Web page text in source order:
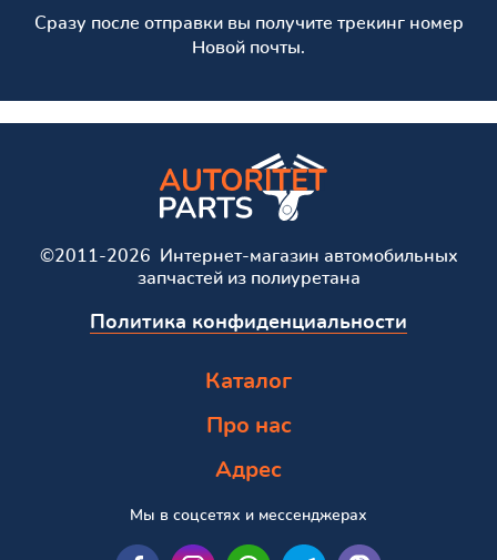
Сразу после отправки вы получите трекинг номер
Новой почты.
©2011-2026 Интернет-магазин автомобильных
запчастей из полиуретана
Политика конфиденциальности
Каталог
Про нас
Адрес
Мы в соцсетях и мессенджерах